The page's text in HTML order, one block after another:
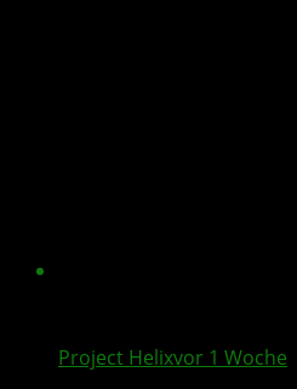
Project Helixvor 1 Woche